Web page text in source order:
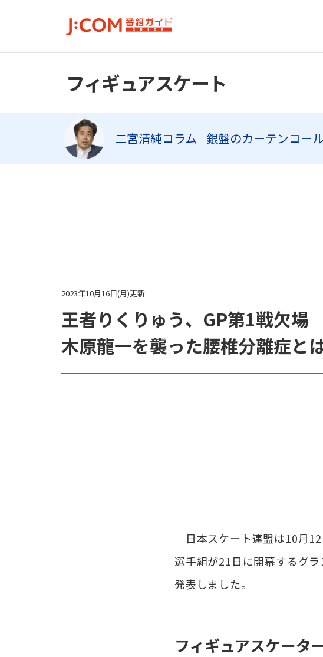
フィギュアスケート
二宮清純コラム 銀盤のカーテンコー
2023年10月16日(月)更新
王者りくりゅう、GP第1戦欠場
木原龍一を襲った腰椎分離症と
日本スケート連盟は10月
選手組が21日に開幕するグ
発表しました。
フィギュアスケータ